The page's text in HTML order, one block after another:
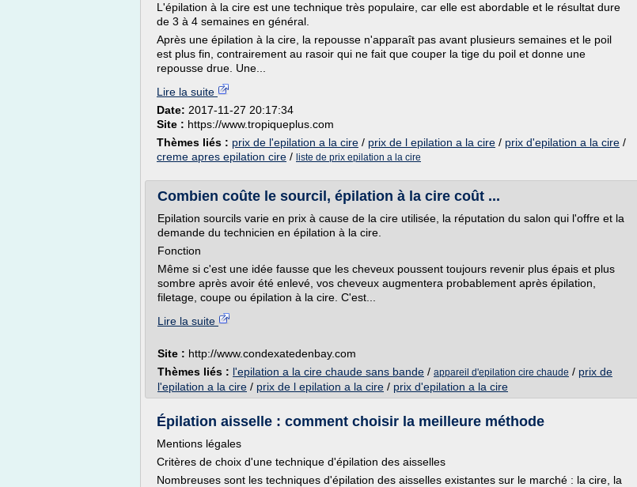
L'épilation à la cire est une technique très populaire, car elle est abordable et le résultat dure
de 3 à 4 semaines en général.
Après une épilation à la cire, la repousse n'apparaît pas avant plusieurs semaines et le poil
est plus fin, contrairement au rasoir qui ne fait que couper la tige du poil et donne une
repousse drue. Une...
Lire la suite
Date: 2017-11-27 20:17:34
Site : https://www.tropiqueplus.com
Thèmes liés : prix de l'epilation a la cire / prix de l epilation a la cire / prix d'epilation a la cire /
creme apres epilation cire / liste de prix epilation a la cire
Combien coûte le sourcil, épilation à la cire coût ...
Epilation sourcils varie en prix à cause de la cire utilisée, la réputation du salon qui l'offre et la
demande du technicien en épilation à la cire.
Fonction
Même si c'est une idée fausse que les cheveux poussent toujours revenir plus épais et plus
sombre après avoir été enlevé, vos cheveux augmentera probablement après épilation,
filetage, coupe ou épilation à la cire. C'est...
Lire la suite
Site : http://www.condexatedenbay.com
Thèmes liés : l'epilation a la cire chaude sans bande / appareil d'epilation cire chaude / prix de
l'epilation a la cire / prix de l epilation a la cire / prix d'epilation a la cire
Épilation aisselle : comment choisir la meilleure méthode
Mentions légales
Critères de choix d'une technique d'épilation des aisselles
Nombreuses sont les techniques d'épilation des aisselles existantes sur le marché : la cire, la